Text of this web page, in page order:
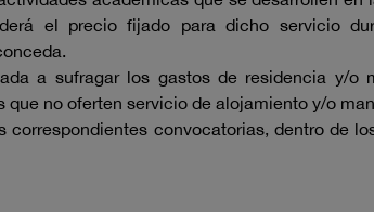
el precio fijado para dicho servicio
a sufragar los gastos de residencia y/o
no oferten servicio de alojamiento y/o
convocatorias, dentro de